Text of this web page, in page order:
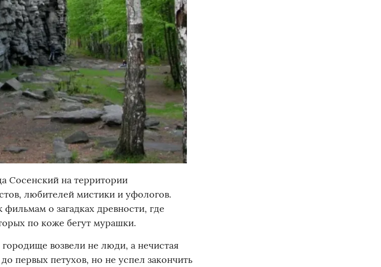
Сосенский на территории
любителей мистики и уфологов.
о загадках древности, где
по коже бегут мурашки.
возвели не люди, а нечистая
первых петухов, но не успел закончить